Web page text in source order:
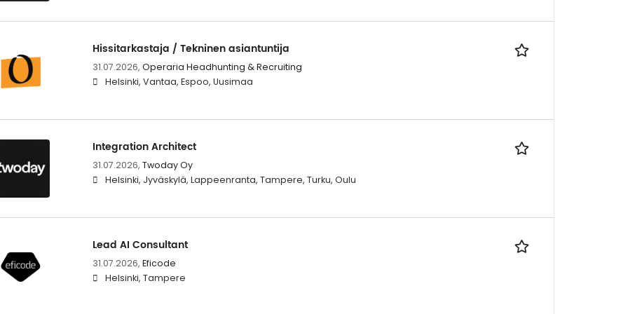
Hissitarkastaja / Tekninen asiantuntija
31.07.2026, Operaria Headhunting & Recruiting
Helsinki, Vantaa, Espoo, Uusimaa
Integration Architect
31.07.2026, Twoday Oy
Helsinki, Jyväskylä, Lappeenranta, Tampere, Turku, Oulu
Lead AI Consultant
31.07.2026, Eficode
Helsinki, Tampere